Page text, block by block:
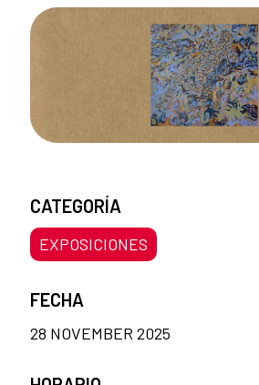
CATEGORÍA
EXPOSICIONES
FECHA
28 NOVEMBER 2025